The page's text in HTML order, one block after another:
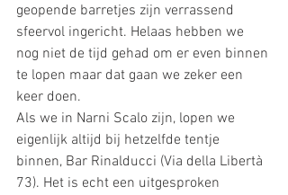
geopende barretjes zijn verrassend
sfeervol ingericht. Helaas hebben we
nog niet de tijd gehad om er even binnen
te lopen maar dat gaan we zeker een
keer doen.
Als we in Narni Scalo zijn, lopen we
eigenlijk altijd bij hetzelfde tentje
binnen, Bar Rinalducci (Via della Libertà
73). Het is echt een uitgesproken